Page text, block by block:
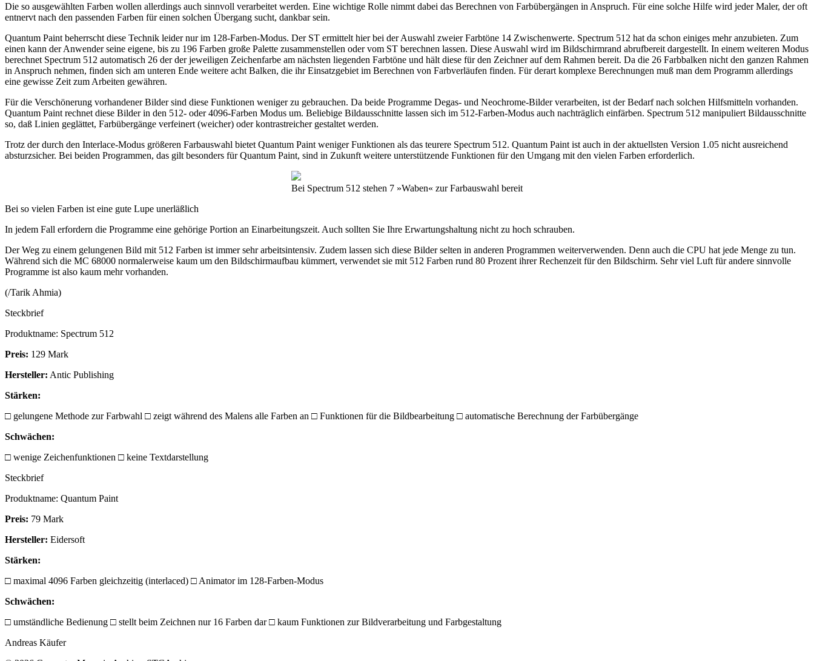
Die so ausgewählten Farben wollen allerdings auch sinnvoll verarbeitet werden. Eine wichtige Rolle nimmt dabei das Berechnen von Farbübergängen in Anspruch. Für eine solche Hilfe wird jeder Maler, der oft
entnervt nach den passenden Farben für einen solchen Übergang sucht, dankbar sein.
Quantum Paint beherrscht diese Technik leider nur im 128-Farben-Modus. Der ST ermittelt hier bei der Auswahl zweier Farbtöne 14 Zwischenwerte. Spectrum 512 hat da schon einiges mehr anzubieten. Zum
einen kann der Anwender seine eigene, bis zu 196 Farben große Palette zusammenstellen oder vom ST berechnen lassen. Diese Auswahl wird im Bildschirmrand abrufbereit dargestellt. In einem weiteren Modus
berechnet Spectrum 512 automatisch 26 der der jeweiligen Zeichenfarbe am nächsten liegenden Farbtöne und hält diese für den Zeichner auf dem Rahmen bereit. Da die 26 Farbbalken nicht den ganzen Rahmen
in Anspruch nehmen, finden sich am unteren Ende weitere acht Balken, die ihr Einsatzgebiet im Berechnen von Farbverläufen finden. Für derart komplexe Berechnungen muß man dem Programm allerdings
eine gewisse Zeit zum Arbeiten gewähren.
Für die Verschönerung vorhandener Bilder sind diese Funktionen weniger zu gebrauchen. Da beide Programme Degas- und Neochrome-Bilder verarbeiten, ist der Bedarf nach solchen Hilfsmitteln vorhanden.
Quantum Paint rechnet diese Bilder in den 512- oder 4096-Farben Modus um. Beliebige Bildausschnitte lassen sich im 512-Farben-Modus auch nachträglich einfärben. Spectrum 512 manipuliert Bildausschnitte
so, daß Linien geglättet, Farbübergänge verfeinert (weicher) oder kontrastreicher gestaltet werden.
Trotz der durch den Interlace-Modus größeren Farbauswahl bietet Quantum Paint weniger Funktionen als das teurere Spectrum 512. Quantum Paint ist auch in der aktuellsten Version 1.05 nicht ausreichend
absturzsicher. Bei beiden Programmen, das gilt besonders für Quantum Paint, sind in Zukunft weitere unterstützende Funktionen für den Umgang mit den vielen Farben erforderlich.
Bei Spectrum 512 stehen 7 »Waben« zur Farbauswahl bereit
Bei so vielen Farben ist eine gute Lupe unerläßlich
In jedem Fall erfordern die Programme eine gehörige Portion an Einarbeitungszeit. Auch sollten Sie Ihre Erwartungshaltung nicht zu hoch schrauben.
Der Weg zu einem gelungenen Bild mit 512 Farben ist immer sehr arbeitsintensiv. Zudem lassen sich diese Bilder selten in anderen Programmen weiterverwenden. Denn auch die CPU hat jede Menge zu tun.
Während sich die MC 68000 normalerweise kaum um den Bildschirmaufbau kümmert, verwendet sie mit 512 Farben rund 80 Prozent ihrer Rechenzeit für den Bildschirm. Sehr viel Luft für andere sinnvolle
Programme ist also kaum mehr vorhanden.
(/Tarik Ahmia)
Steckbrief
Produktname: Spectrum 512
Preis: 129 Mark
Hersteller: Antic Publishing
Stärken:
□ gelungene Methode zur Farbwahl □ zeigt während des Malens alle Farben an □ Funktionen für die Bildbearbeitung □ automatische Berechnung der Farbübergänge
Schwächen:
□ wenige Zeichenfunktionen □ keine Textdarstellung
Steckbrief
Produktname: Quantum Paint
Preis: 79 Mark
Hersteller: Eidersoft
Stärken:
□ maximal 4096 Farben gleichzeitig (interlaced) □ Animator im 128-Farben-Modus
Schwächen:
□ umständliche Bedienung □ stellt beim Zeichnen nur 16 Farben dar □ kaum Funktionen zur Bildverarbeitung und Farbgestaltung
Andreas Käufer